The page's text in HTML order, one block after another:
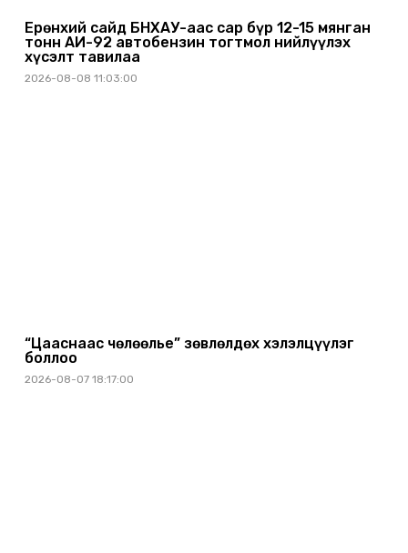
Ерөнхий сайд БНХАУ-аас сар бүр 12-15 мянган
тонн АИ-92 автобензин тогтмол нийлүүлэх
хүсэлт тавилаа
2026-08-08 11:03:00
“Цааснаас чөлөөлье” зөвлөлдөх хэлэлцүүлэг
боллоо
2026-08-07 18:17:00